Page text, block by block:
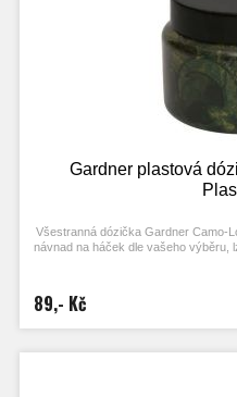
Gardner plastová
Všestranná dózička Gardner Camo-
návnad na háček dle vašeho výběru,
- ideální pro uložení Pop-Upu,
89,- Kč